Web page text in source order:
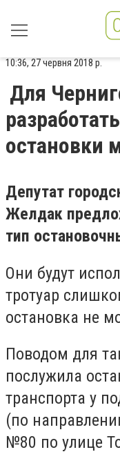
10:36, 27 червня 2018 р.
Для
остановки
Депутат
Желдак
тип
Они будут
тротуар
остановка не
Поводом для
послужила
транспорта у
(по
№80 по улице